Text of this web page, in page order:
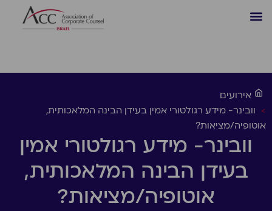
אירועים
> וובינר- מידע רגולטורי אמין בעידן הבינה המלאכותית,
אוטופיה/מציאות?
וובינר- מידע רגולטורי אמין
בעידן הבינה המלאכותית,
אוטופיה/מציאות?